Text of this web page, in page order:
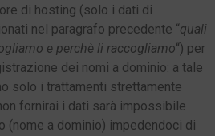
di hosting (solo i dati di
nel paragrafo precedente “quali
e perchè li raccogliamo“) per
dei nomi a dominio: a tale
solo i trattamenti strettamente
fornirai i dati sarà impossibile
(nome a dominio) impedendoci di